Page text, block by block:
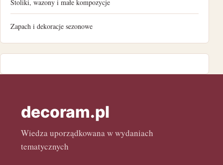
lipiec 2022
czerwiec 2022
maj 2022
marzec 2022
luty 2022
Stoliki, wazony i małe kompozycje
Zapach i dekoracje sezonowe
decoram.pl
Wiedza uporządkowana w wydaniach
tematycznych